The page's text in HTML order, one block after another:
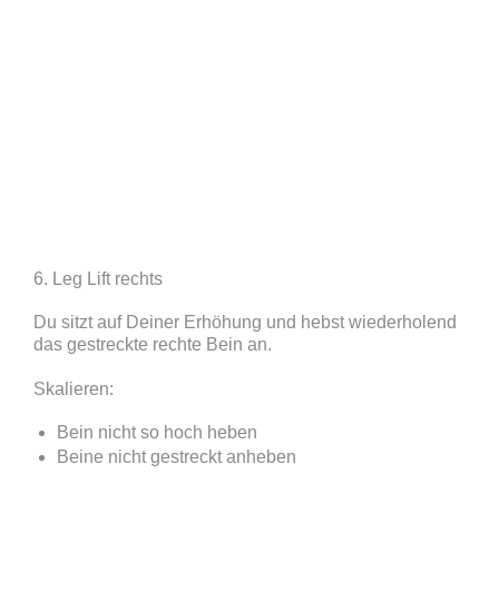
6. Leg Lift rechts
Du sitzt auf Deiner Erhöhung und hebst wiederholend
das gestreckte rechte Bein an.
Skalieren:
Bein nicht so hoch heben
Beine nicht gestreckt anheben